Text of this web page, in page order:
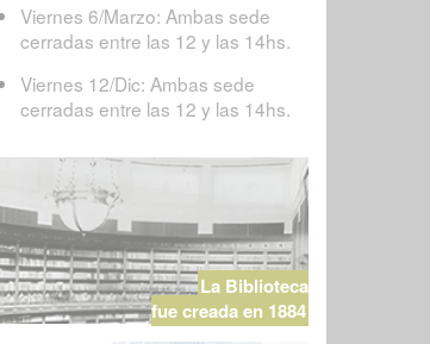
Viernes 6/Marzo: Ambas sede
cerradas entre las 12 y las 14hs.
Viernes 12/Dic: Ambas sede
cerradas entre las 12 y las 14hs.
La Biblioteca
fue creada en 1884